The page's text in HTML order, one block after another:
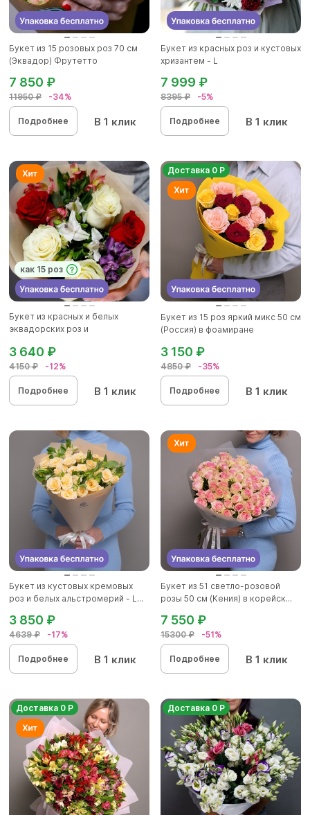
Букет из 15 розовых роз 70 см
(Эквадор) Фрутетто
11950 ₽ -34%
7 850 ₽
Подробнее В 1 клик
Букет из красных роз и кустовых
хризантем - L
8395 ₽ -5%
7 999 ₽
Подробнее В 1 клик
как 15 роз
Букет из красных и белых
эквадорских роз и
4150 ₽ -12%
3 640 ₽
Подробнее В 1 клик
Доставка 0 Р
Букет из 15 роз яркий микс 50 см
(Россия) в фоамиране
4850 ₽ -35%
3 150 ₽
Подробнее В 1 клик
Букет из кустовых кремовых
роз и белых альстромерий - L...
4639 ₽ -17%
3 850 ₽
Подробнее В 1 клик
Букет из 51 светло-розовой
розы 50 см (Кения) в корейск...
15300 ₽ -51%
7 550 ₽
Подробнее В 1 клик
Доставка 0 Р Доставка 0 Р